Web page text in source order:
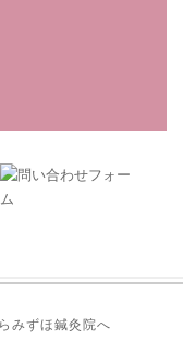
みずほ鍼灸院へ